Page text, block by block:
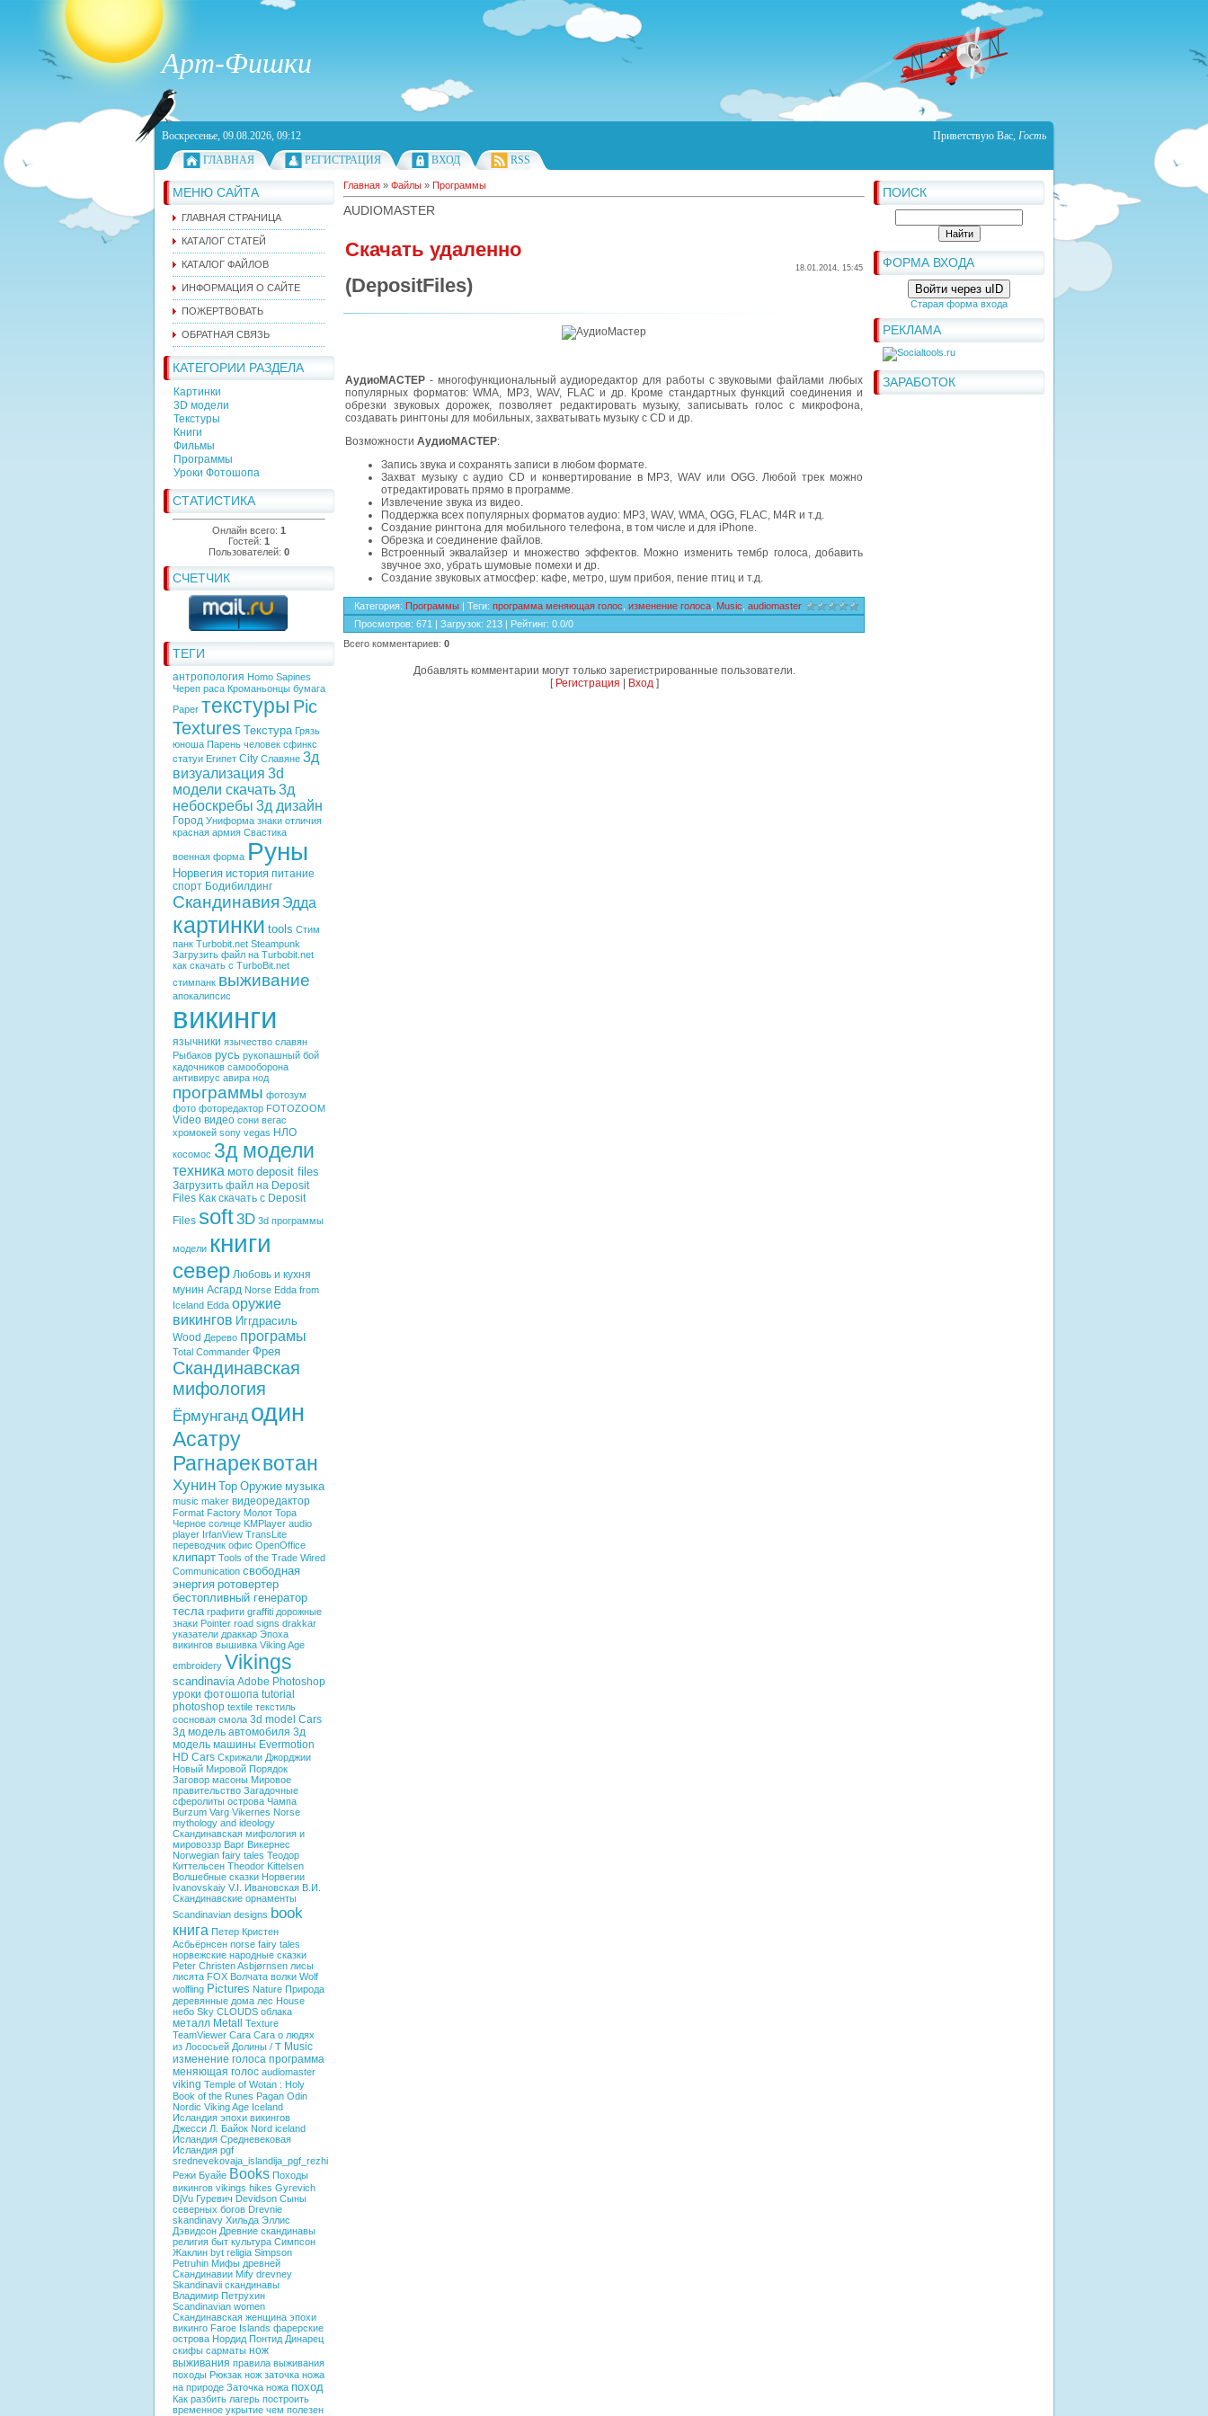
Арт-Фишки
Воскресенье, 09.08.2026, 09:12 Приветствую Вас, Гость
ГЛАВНАЯ
РЕГИСТРАЦИЯ ВХОД RSS
МЕНЮ САЙТА
ГЛАВНАЯ СТРАНИЦА
КАТАЛОГ СТАТЕЙ
КАТАЛОГ ФАЙЛОВ
ИНФОРМАЦИЯ О САЙТЕ
ПОЖЕРТВОВАТЬ
ОБРАТНАЯ СВЯЗЬ
КАТЕГОРИИ РАЗДЕЛА
Картинки
3D модели
Текстуры
Книги
Фильмы
Программы
Уроки Фотошопа
СТАТИСТИКА
Онлайн всего: 1
Гостей: 1
Пользователей: 0
СЧЕТЧИК
ТЕГИ
антропология Homo Sapines
Череп раса Кроманьонцы бумага
Paper текстуры Pic
Textures Текстура Грязь
юноша Парень человек сфинкс
статуи Египет City Славяне 3д
визуализация 3d
модели скачать3д
небоскребы 3д дизайн
Город Униформа знаки отличия
красная армия Свастика
военная форма Руны
Норвегия история питание
спорт Бодибилдинг
Скандинавия Эдда
картинки tools Стим
панк Turbobit.net Steampunk
Загрузить файл на Turbobit.net
как скачать с TurboBit.net
стимпанк выживание
апокалипсис
викинги
язычники язычество славян
Рыбаков русь рукопашный бой
кадочников самооборона
антивирус авира нод
программы фотозум
фото фоторедактор FOTOZOOM
Video видео сони вегас
хромокей sony vegas НЛО
косомос 3д модели
техника мото deposit files
Загрузить файл на Deposit
Files Как скачать с Deposit
Files soft3D 3d программы
модели книги
север Любовь и кухня
мунин Асгард Norse Edda from
Iceland Edda оружие
викингов Иггдрасиль
Wood Дерево програмы
Total Commander Фрея
Скандинавская
мифология
Ёрмунганд один
Асатру
Рагнареквотан
Хунин Тор Оружие музыка
music maker видеоредактор
Format Factory Молот Тора
Черное солнце KMPlayer audio
player IrfanView TransLite
переводчик офис OpenOffice
клипарт Tools of the Trade Wired
Communication свободная
энергия ротовертер
бестопливный генератор
тесла графити graffiti дорожные
знаки Pointer road signs drakkar
указатели драккар Эпоха
викингов вышивка Viking Age
embroidery Vikings
scandinavia Adobe Photoshop
уроки фотошопа tutorial
photoshop textile текстиль
сосновая смола 3d model Cars
3д модель автомобиля 3д
модель машины Evermotion
HD Cars Скрижали Джорджии
Новый Мировой Порядок
Заговор масоны Мировое
правительство Загадочные
сферолиты острова Чампа
Burzum Varg Vikernes Norse
mythology and ideology
Скандинавская мифология и
мировоззр Варг Викернес
Norwegian fairy tales Теодор
Киттельсен Theodor Kittelsen
Волшебные сказки Норвегии
Ivanovskaiy V.I.
Ивановская В.И.
Скандинавские орнаменты
Scandinavian designs book
книга Петер Кристен
Асбьёрнсен norse fairy tales
норвежские народные сказки
Peter Christen Asbjørnsen лисы
лисята FOX Волчата волки Wolf
wolfling Pictures Nature Природа
деревянные дома лес House
небо Sky CLOUDS облака
металл Metall
Texture
TeamViewer Сага Сага о людях
из Лососьей Долины / T Music
изменение голоса программа
меняющая голос audiomaster
viking Temple of Wotan : Holy
Book of the Runes Pagan Odin
Nordic Viking Age Iceland
Исландия эпохи викингов
Джесси Л. Байок Nord iceland
Исландия Средневековая
Исландия pgf
srednevekovaja_islandija_pgf_rezhi
Режи Буайе Books Походы
викингов vikings hikes Gyrevich
DjVu Гуревич Devidson Сыны
северных богов Drevnie
skandinavy Хильда Эллис
Дэвидсон Древние скандинавы
религия быт культура Симпсон
Жаклин byt religia Simpson
Petruhin Мифы древней
Скандинавии Mify drevney
Skandinavii скандинавы
Владимир Петрухин
Scandinavian women
Скандинавская женщина эпохи
викинго Faroe Islands фарерские
острова Нордид Понтид Динарец
скифы сарматы нож
выживания правила выживания
походы Рюкзак нож заточка ножа
на природе Заточка ножа поход
Как разбить лагерь построить
временное укрытие чем полезен
ПОИСК
ФОРМА ВХОДА
Войти через uID
Старая форма входа
РЕКЛАМА
ЗАРАБОТОК
Главная » Файлы » Программы
AUDIOMASTER
Скачать удаленно
(DepositFiles)
18.01.2014, 15:45
АудиоМАСТЕР - многофункциональный аудиоредактор для работы с звуковыми файлами любых
популярных форматов: WMA, MP3, WAV, FLAC и др. Кроме стандартных функций соединения и
обрезки звуковых дорожек, позволяет редактировать музыку, записывать голос с микрофона,
создавать рингтоны для мобильных, захватывать музыку с CD и др.
Возможности АудиоМАСТЕР:
Запись звука и сохранять записи в любом формате.
Захват музыку с аудио CD и конвертирование в MP3, WAV или OGG. Любой трек можно
отредактировать прямо в программе.
Извлечение звука из видео.
Поддержка всех популярных форматов аудио: MP3, WAV, WMA, OGG, FLAC, M4R и т.д.
Создание рингтона для мобильного телефона, в том числе и для iPhone.
Обрезка и соединение файлов.
Встроенный эквалайзер и множество эффектов. Можно изменить тембр голоса, добавить
звучное эхо, убрать шумовые помехи и др.
Создание звуковых атмосфер: кафе, метро, шум прибоя, пение птиц и т.д.
Категория: Программы | Теги: программа меняющая голос изменение голоса Music audiomaster
Просмотров: 671 | Загрузок: 213 | Рейтинг: 0.0/0
Всего комментариев: 0
Добавлять комментарии могут только зарегистрированные пользователи.
[ Регистрация Вход]